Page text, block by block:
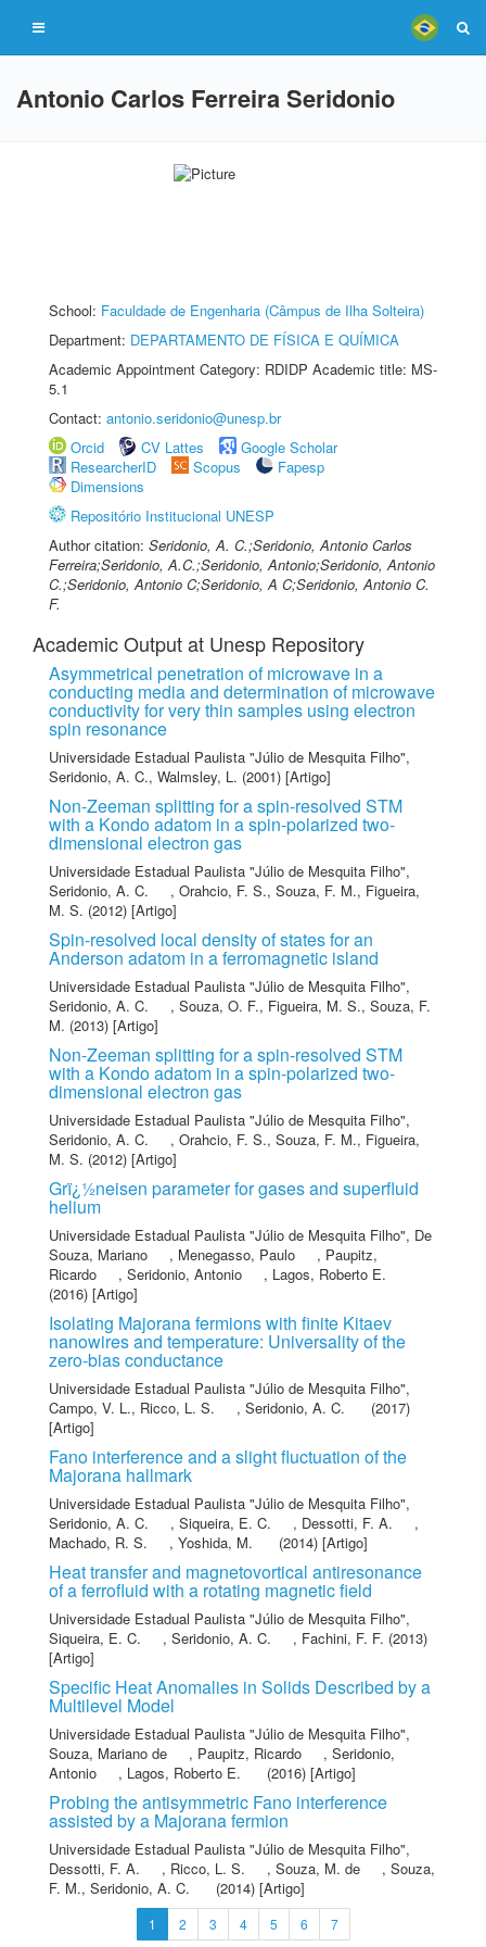
Antonio Carlos Ferreira Seridonio
School: Faculdade de Engenharia (Câmpus de Ilha Solteira)
Department: DEPARTAMENTO DE FÍSICA E QUÍMICA
Academic Appointment Category: RDIDP Academic title: MS-
5.1
Contact: antonio.seridonio@unesp.br
Orcid
CV Lattes
Google Scholar
ResearcherID
Scopus
Fapesp
Dimensions
Repositório Institucional UNESP
Author citation: Seridonio, A. C.;Seridonio, Antonio Carlos
Ferreira;Seridonio, A.C.;Seridonio, Antonio;Seridonio, Antonio
C.;Seridonio, Antonio C;Seridonio, A C;Seridonio, Antonio C.
F.
Academic Output at Unesp Repository
Asymmetrical penetration of microwave in a
conducting media and determination of microwave
conductivity for very thin samples using electron
spin resonance
Universidade Estadual Paulista "Júlio de Mesquita Filho",
Seridonio, A. C., Walmsley, L. (2001) [Artigo]
Non-Zeeman splitting for a spin-resolved STM
with a Kondo adatom in a spin-polarized two-
dimensional electron gas
Universidade Estadual Paulista "Júlio de Mesquita Filho",
Seridonio, A. C.
, Orahcio, F. S., Souza, F. M., Figueira,
M. S. (2012) [Artigo]
Spin-resolved local density of states for an
Anderson adatom in a ferromagnetic island
Universidade Estadual Paulista "Júlio de Mesquita Filho",
Seridonio, A. C.
, Souza, O. F., Figueira, M. S., Souza, F.
M. (2013) [Artigo]
Non-Zeeman splitting for a spin-resolved STM
with a Kondo adatom in a spin-polarized two-
dimensional electron gas
Universidade Estadual Paulista "Júlio de Mesquita Filho",
Seridonio, A. C.
, Orahcio, F. S., Souza, F. M., Figueira,
M. S. (2012) [Artigo]
Grï¿½neisen parameter for gases and superfluid
helium
Universidade Estadual Paulista "Júlio de Mesquita Filho", De
Souza, Mariano
, Menegasso, Paulo , Paupitz,
Ricardo
, Seridonio, Antonio , Lagos, Roberto E.
(2016) [Artigo]
Isolating Majorana fermions with finite Kitaev
nanowires and temperature: Universality of the
zero-bias conductance
Universidade Estadual Paulista "Júlio de Mesquita Filho",
Campo, V. L., Ricco, L. S. , Seridonio, A. C.
(2017)
[Artigo]
Fano interference and a slight fluctuation of the
Majorana hallmark
Universidade Estadual Paulista "Júlio de Mesquita Filho",
Seridonio, A. C.
, Siqueira, E. C. , Dessotti, F. A.
,
Machado, R. S.
, Yoshida, M. (2014) [Artigo]
Heat transfer and magnetovortical antiresonance
of a ferrofluid with a rotating magnetic field
Universidade Estadual Paulista "Júlio de Mesquita Filho",
Siqueira, E. C.
, Seridonio, A. C. , Fachini, F. F. (2013)
[Artigo]
Specific Heat Anomalies in Solids Described by a
Multilevel Model
Universidade Estadual Paulista "Júlio de Mesquita Filho",
Souza, Mariano de
, Paupitz, Ricardo , Seridonio,
Antonio
, Lagos, Roberto E. (2016) [Artigo]
Probing the antisymmetric Fano interference
assisted by a Majorana fermion
Universidade Estadual Paulista "Júlio de Mesquita Filho",
Dessotti, F. A.
, Ricco, L. S. , Souza, M. de , Souza,
F. M., Seridonio, A. C. (2014) [Artigo]
1 2 3 4 5 6 7